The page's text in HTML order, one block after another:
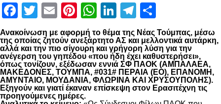
Facebook
Twitter
EmailPinterest
WhatsApp
LinkedIn
Telegram
Ανακοίνωση με αφορμή το θέμα της Νέας Τούμπας, μέσω
της οποίας ζητούν ανεξάρτητο ΑΣ και μελλοντικά αυτάρκη,
αλλά και την πιο σίγουρη και γρήγορη λύση για την
ανέγερση του γηπέδου «που ήδη έχει καθυστερήσει»,
όπως τονίζουν, εξέδωσαν εννιά ΣΦ ΠΑΟΚ (ΑΜΠΑΛΑΕΑ,
ΜΑΚΕΔΟΝΕΣ, ΤΟΥΜΠΑ, #031# ΠΕΡΑΙΑ (ΕΟ), ΕΠΑΝΟΜΗ,
ΑΜΥΝΤΑΙΟ, ΜΟΥΔΑΝΙΑ, ΦΛΩΡΙΝΑ ΚΑΙ ΧΡΥΣΟΥΠΟΛΗΣ).
Εξηγούν και γιατί έκαναν επίσκεψη στον Ερασιτέχνη τις
προηγούμενες ημέρες.